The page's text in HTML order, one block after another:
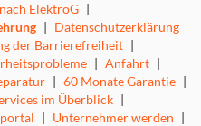
ElektroG |
| Datenschutzerklärung
der Barrierefreiheit |
| Anfahrt |
| 60 Monate Garantie |
im Überblick |
| Unternehmer werden |